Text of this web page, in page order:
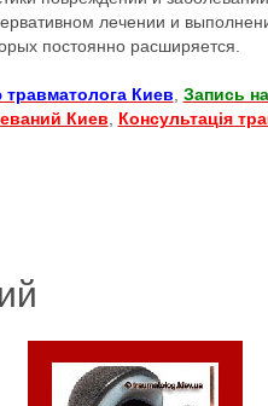
лечении и
постоянно расширяется.
Киев Запись
Киев Консультація